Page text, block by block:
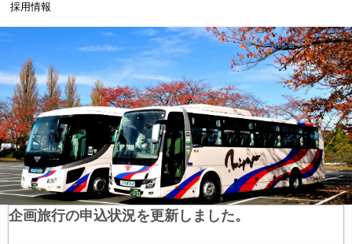
採用情報
企画旅行の申込状況を更新しました。